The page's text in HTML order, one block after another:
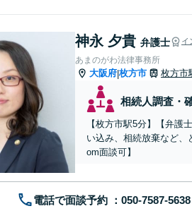
神永 夕貴 弁護士 イ
あまのがわ法律事務所
大阪府|枚方市 枚方市
相続人調査・
【枚方市駅5分】【弁護
い込み、相続放棄など
om面談可】
電話で面談予約